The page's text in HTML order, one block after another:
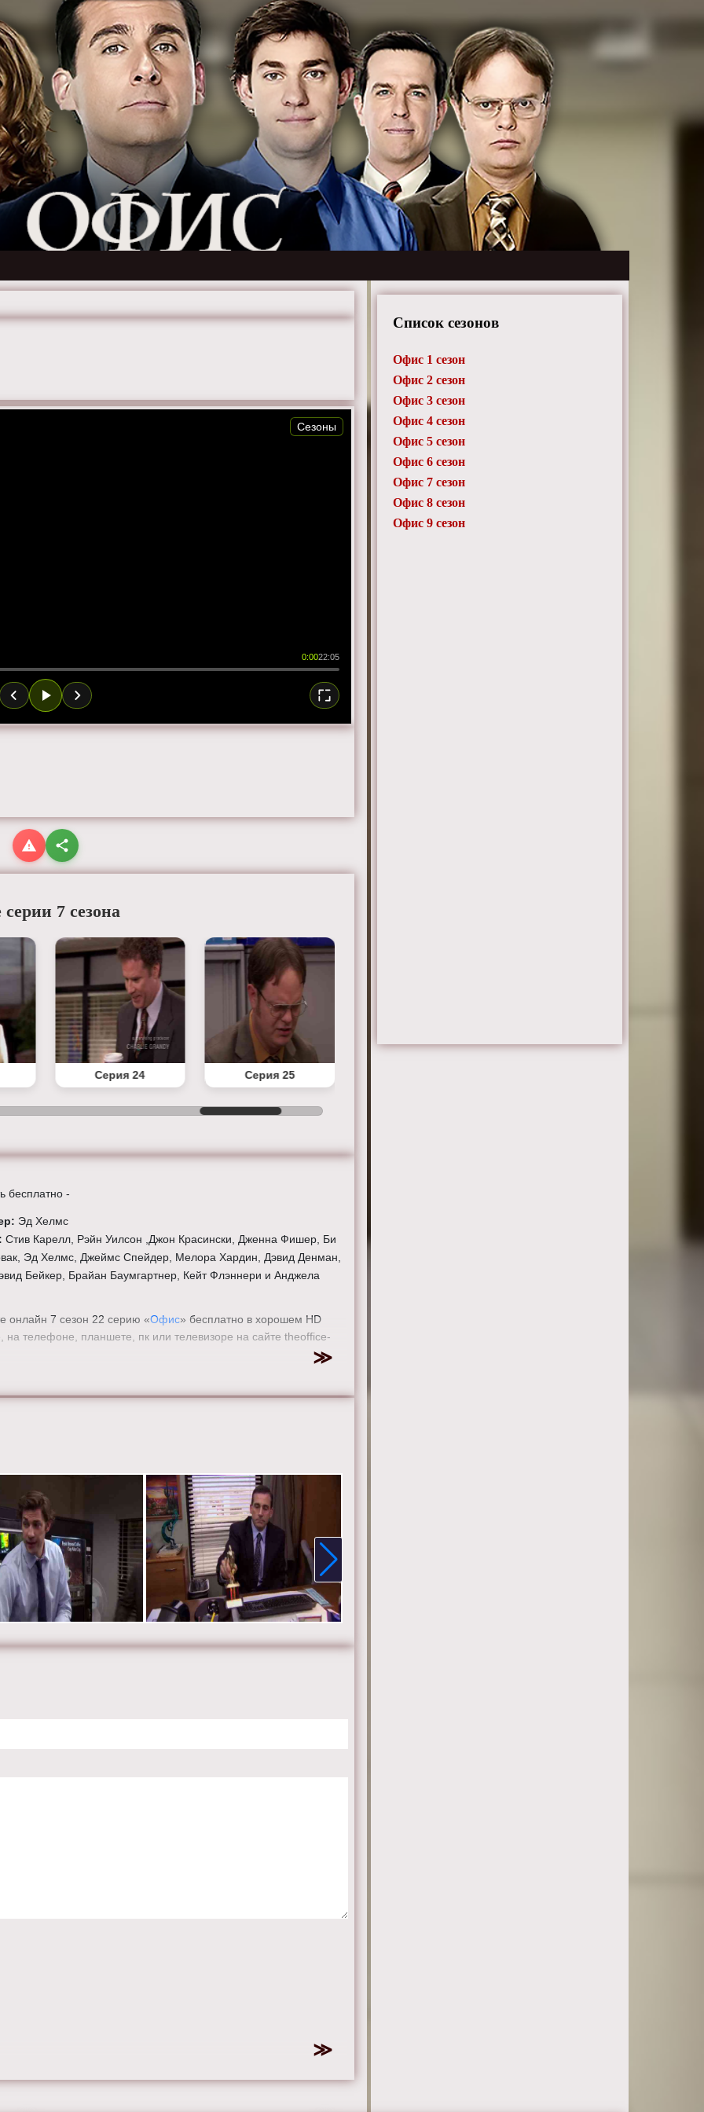
0:0022:05
Сезоны
серии 7 сезона
Серия 24 Серия 25
бесплатно -
Эд Хелмс
Стив Карелл, Рэйн Уилсон ,Джон Красински, Дженна Фишер, Би
Эд Хелмс, Джеймс Спейдер, Мелора Хардин, Дэвид Денман,
Бейкер, Брайан Баумгартнер, Кейт Флэннери и Анджела
онлайн 7 сезон 22 серию «Офис» бесплатно в хорошем HD
на телефоне, планшете, пк или телевизоре на сайте theoffice-
Список сезонов
Офис 1 сезон
Офис 2 сезон
Офис 3 сезон
Офис 4 сезон
Офис 5 сезон
Офис 6 сезон
Офис 7 сезон
Офис 8 сезон
Офис 9 сезон